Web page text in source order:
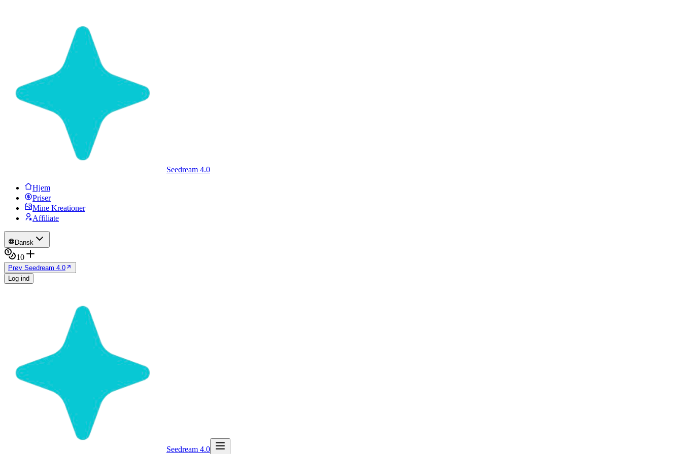
Seedream 4.0
Hjem
Priser
Mine Kreationer
Affiliate
Dansk
10
Prøv Seedream 4.0
Log ind
Seedream 4.0